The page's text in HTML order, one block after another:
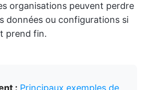
organisations peuvent perdre
données ou configurations si
prend fin.